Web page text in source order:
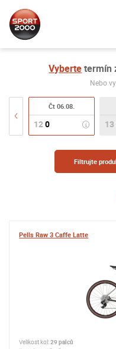
Vybertetermín
Nebo
Čt 06.08.
120 13
Filtrujte
Pells Raw 3 Caffe Latte
Velikost kol:29 palců